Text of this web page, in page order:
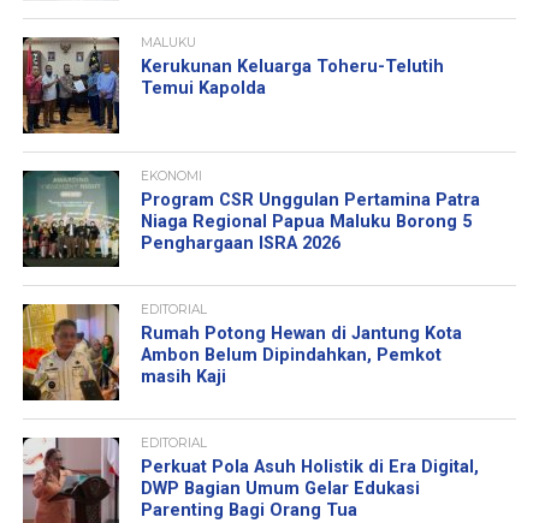
MALUKU
Kerukunan Keluarga Toheru-Telutih
Temui Kapolda
EKONOMI
Program CSR Unggulan Pertamina Patra
Niaga Regional Papua Maluku Borong 5
Penghargaan ISRA 2026
EDITORIAL
Rumah Potong Hewan di Jantung Kota
Ambon Belum Dipindahkan, Pemkot
masih Kaji
EDITORIAL
Perkuat Pola Asuh Holistik di Era Digital,
DWP Bagian Umum Gelar Edukasi
Parenting Bagi Orang Tua